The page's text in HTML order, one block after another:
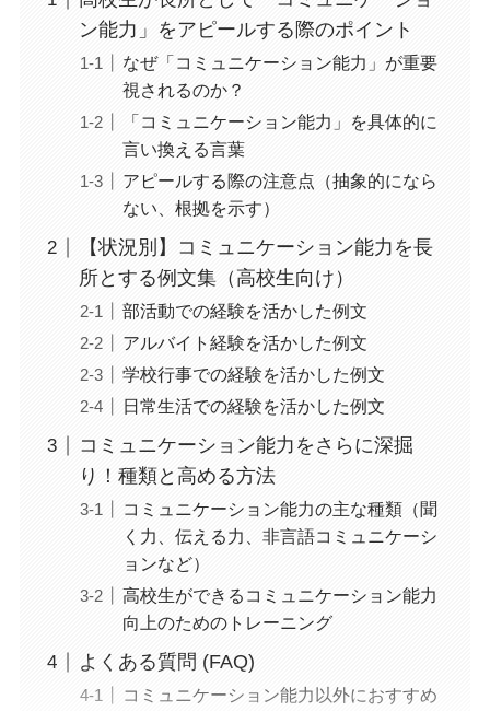
ン能力」をアピールする際のポイント
なぜ「コミュニケーション能力」が重要
視されるのか？
「コミュニケーション能力」を具体的に
言い換える言葉
アピールする際の注意点（抽象的になら
ない、根拠を示す）
【状況別】コミュニケーション能力を長
所とする例文集（高校生向け）
部活動での経験を活かした例文
アルバイト経験を活かした例文
学校行事での経験を活かした例文
日常生活での経験を活かした例文
コミュニケーション能力をさらに深掘
り！種類と高める方法
コミュニケーション能力の主な種類（聞
く力、伝える力、非言語コミュニケーシ
ョンなど）
高校生ができるコミュニケーション能力
向上のためのトレーニング
よくある質問 (FAQ)
コミュニケーション能力以外におすすめ